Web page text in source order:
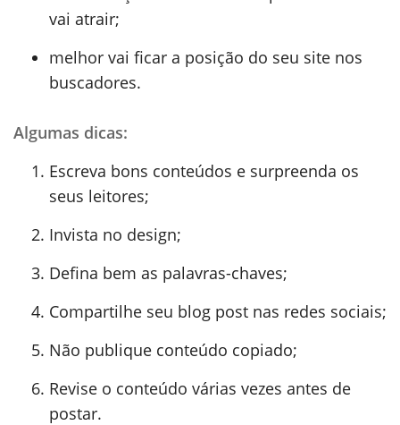
vai atrair;
melhor vai ficar a posição do seu site nos
buscadores.
Algumas dicas:
Escreva bons conteúdos e surpreenda os
seus leitores;
Invista no design;
Defina bem as palavras-chaves;
Compartilhe seu blog post nas redes sociais;
Não publique conteúdo copiado;
Revise o conteúdo várias vezes antes de
postar.